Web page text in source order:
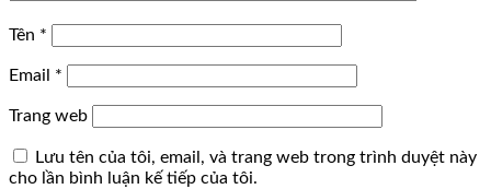
Tên *
Email *
Trang web
Lưu tên của tôi, email, và trang web trong trình duyệt này
cho lần bình luận kế tiếp của tôi.